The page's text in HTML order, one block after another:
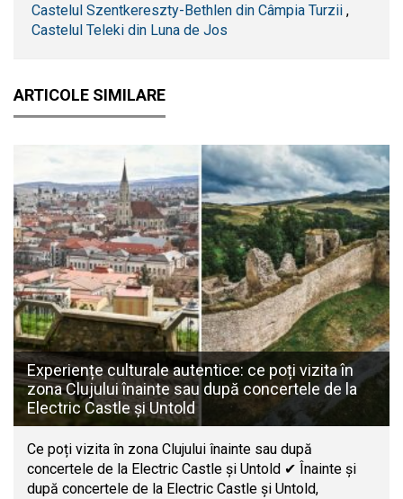
Castelul Szentkereszty-Bethlen din Câmpia Turzii ,
Castelul Teleki din Luna de Jos
ARTICOLE SIMILARE
Experiențe culturale autentice: ce poți vizita în
zona Clujului înainte sau după concertele de la
Electric Castle și Untold
Ce poți vizita în zona Clujului înainte sau după
concertele de la Electric Castle și Untold ✔ Înainte și
după concertele de la Electric Castle și Untold,